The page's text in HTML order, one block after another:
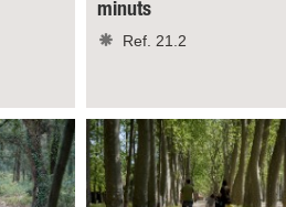
minuts
Ref. 21.2